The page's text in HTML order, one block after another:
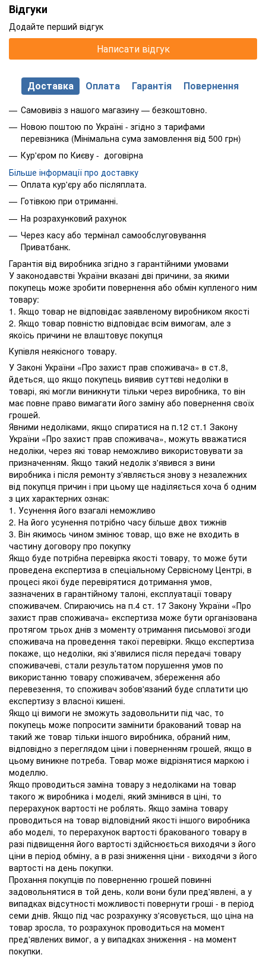
Відгуки
Додайте перший відгук
Написати відгук
Доставка Оплата Гарантія Повернення
Самовивіз з нашого магазину — безкоштовно.
Новою поштою по Україні - згідно з тарифами
перевізника (Мінімальна сума замовлення від 500 грн)
Кур'єром по Києву - договірна
Більше інформації про доставку
Оплата кур'єру або післяплата.
Готівкою при отриманні.
На розрахунковий рахунок
Через касу або термінал самообслуговування
Приватбанк.
Гарантія від виробника згідно з гарантійними умовами
У законодавстві України вказані дві причини, за якими
покупець може зробити повернення або обмін купленого ним
товару:
1. Якщо товар не відповідає заявленому виробником якості
2. Якщо товар повністю відповідає всім вимогам, але з
якоїсь причини не влаштовує покупця
Купівля неякісного товару.
У Законі України «Про захист прав споживача» в ст.8,
йдеться, що якщо покупець виявив суттєві недоліки в
товарі, які могли виникнути тільки через виробника, то він
має повне право вимагати його заміну або повернення своїх
грошей.
Явними недоліками, якщо спиратися на п.12 ст.1 Закону
України «Про захист прав споживача», можуть вважатися
недоліки, через які товар неможливо використовувати за
призначенням. Якщо такий недолік з'явився з вини
виробника і після ремонту з'являється знову з незалежних
від покупця причин і при цьому ще наділяється хоча б одним
з цих характерних ознак:
1. Усунення його взагалі неможливо
2. На його усунення потрібно часу більше двох тижнів
3. Він якимось чином змінює товар, що вже не входить в
частину договору про покупку
Якщо буде потрібна перевірка якості товару, то може бути
проведена експертиза в спеціальному Сервісному Центрі, в
процесі якої буде перевірятися дотримання умов,
зазначених в гарантійному талоні, експлуатації товару
споживачем. Спираючись на п.4 ст. 17 Закону України «Про
захист прав споживача» експертиза може бути організована
протягом трьох днів з моменту отримання письмової згоди
споживача на проведення такої перевірки. Якщо експертиза
покаже, що недоліки, які з'явилися після передачі товару
споживачеві, стали результатом порушення умов по
використанню товару споживачем, збереження або
перевезення, то споживач зобов'язаний буде сплатити цю
експертизу з власної кишені.
Якщо ці вимоги не зможуть задовольнити під час, то
покупець може попросити замінити бракований товар на
такий же товар тільки іншого виробника, обраний ним,
відповідно з переглядом ціни і поверненням грошей, якщо в
цьому виникне потреба. Товар може відрізнятися маркою і
моделлю.
Якщо проводиться заміна товару з недоліками на товар
такого ж виробника і моделі, який змінився в ціні, то
перерахунок вартості не роблять. Якщо заміна товару
проводиться на товар відповідний якості іншого виробника
або моделі, то перерахунок вартості бракованого товару в
разі підвищення його вартості здійснюється виходячи з його
ціни в період обміну, а в разі зниження ціни - виходячи з його
вартості на день покупки.
Прохання покупців по поверненню грошей повинні
задовольнятися в той день, коли вони були пред'явлені, а у
випадках відсутності можливості повернути гроші - в період
семи днів. Якщо під час розрахунку з'ясовується, що ціна на
товар зросла, то розрахунок проводиться на момент
пред'явлених вимог, а у випадках зниження - на момент
покупки.